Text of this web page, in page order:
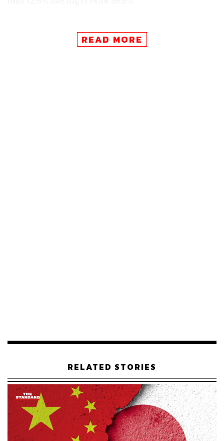
ของครัวเรือนชาวญี่ปุ่นเริ่มเปลี่ยนไป เห็นได้จากมูลค่ารวม
ของสินทรัพย์ครัวเรือนในหุ้นในญี่ปุ่นเพิ่มขึ้น 29.2% เมื่อเทียบ
https://www.bloomberg.com/news/articles/2024-03-2
1/japanese-savers-have-a-quadrillion-yen-stashed-a
way-here-s-how-much-that-is
สามารถติดตาม THE STANDARD WEALTH
ผ่านแอปพลิเคชันต่างๆ ที่คุณสะดวกหรือใช้งานอยู่แล้วได้เลย
READ MORE
RELATED STORIES